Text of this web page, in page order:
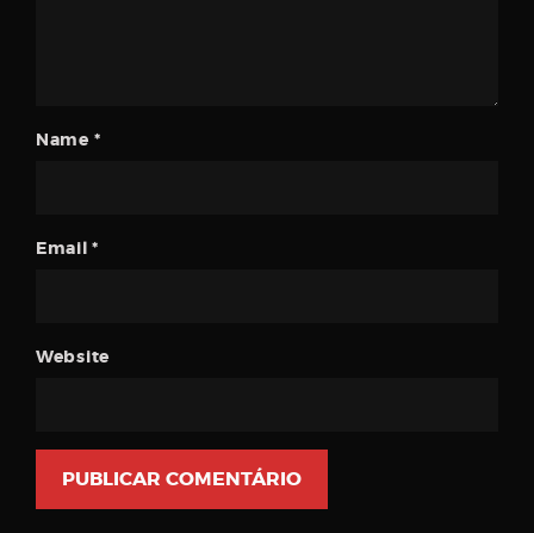
Name *
Email*
Website